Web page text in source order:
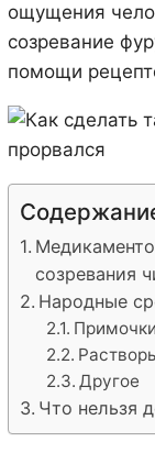
ощущения
созревание
помощи
созревания
Народные
Примочки
Другое
Что нельзя